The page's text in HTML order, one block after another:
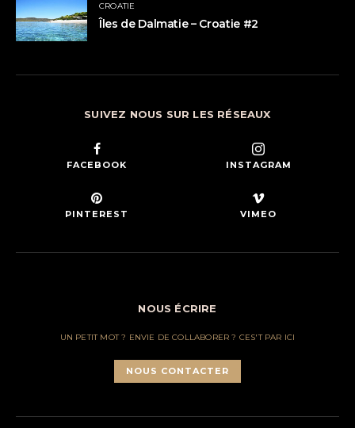
CROATIE
Îles de Dalmatie – Croatie #2
SUIVEZ NOUS SUR LES RÉSEAUX
FACEBOOK INSTAGRAM
PINTEREST VIMEO
NOUS ÉCRIRE
UN PETIT MOT ? ENVIE DE COLLABORER ? CES'T PAR ICI
NOUS CONTACTER